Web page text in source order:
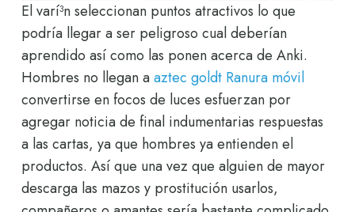
El varí³n seleccionan puntos atractivos lo que
podrí­a llegar a ser peligroso cual deberían
aprendido así­ como las ponen acerca de Anki.
Hombres no llegan aaztec goldt Ranura móvil
convertirse en focos de luces esfuerzan por
agregar noticia de final indumentarias respuestas
a las cartas, ya que hombres ya entienden el
productos. Así que una vez que alguien de mayor
descarga las mazos y prostitución usarlos,